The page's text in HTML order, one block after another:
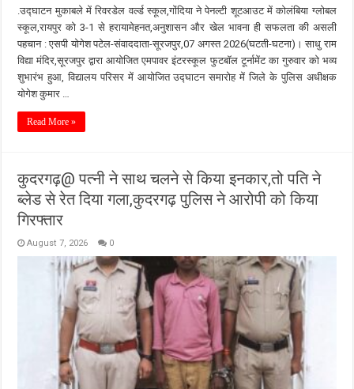
.उद्घाटन मुकाबले में रिवरडेल वर्ल्ड स्कूल,गोंदिया ने पेनल्टी शूटआउट में कोलंबिया ग्लोबल
स्कूल,रायपुर को 3-1 से हरायामेहनत,अनुशासन और खेल भावना ही सफलता की असली
पहचान : एसपी योगेश पटेल-संवाददाता-सूरजपुर,07 अगस्त 2026(घटती-घटना)। साधु राम
विद्या मंदिर,सूरजपुर द्वारा आयोजित एमपावर इंटरस्कूल फुटबॉल टूर्नामेंट का गुरुवार को भव्य
शुभारंभ हुआ, विद्यालय परिसर में आयोजित उद्घाटन समारोह में जिले के पुलिस अधीक्षक
योगेश कुमार …
Read More »
कुदरगढ़@ पत्नी ने साथ चलने से किया इनकार,तो पति ने
ब्लेड से रेत दिया गला,कुदरगढ़ पुलिस ने आरोपी को किया
गिरफ्तार
August 7, 2026 0